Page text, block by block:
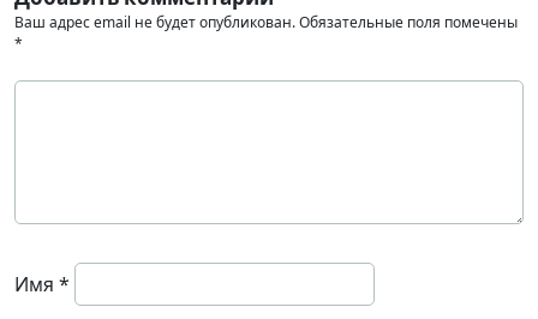
Ваш адрес email не будет опубликован.Обязательные поля помечены
*
Имя *